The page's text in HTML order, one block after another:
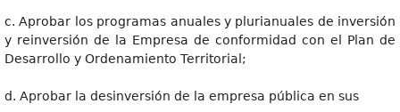
c. Aprobar los programas anuales y plurianuales de inversión
y reinversión de la Empresa de conformidad con el Plan de
Desarrollo y Ordenamiento Territorial;
d. Aprobar la desinversión de la empresa pública en sus